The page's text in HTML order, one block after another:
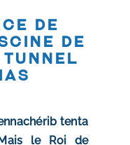
de
de
tunnel
tenta
le Roi de